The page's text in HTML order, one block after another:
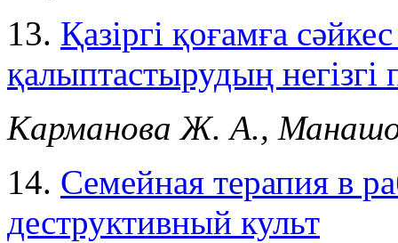
13. Қазіргі қоғамға
қалыптастырудың негізгі
Карманова Ж. А.,
14. Семейная терапия в
деструктивный культ